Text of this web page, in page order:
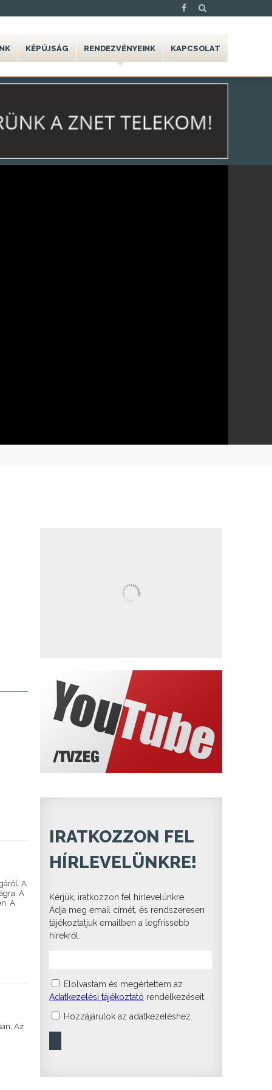
KÉPÚJSÁG RENDEZVÉNYEINK KAPCSOLAT
A
A
A
Az
IRATKOZZON FEL
HÍRLEVELÜNKRE!
Kérjük, iratkozzon fel hírlevelünkre.
Adja meg email címét, és rendszeresen
tájékoztatjuk emailben a legfrissebb
hírekről.
Elolvastam és megértettem az
Adatkezelési tájékoztató rendelkezéseit.
Hozzájárulok az adatkezeléshez.